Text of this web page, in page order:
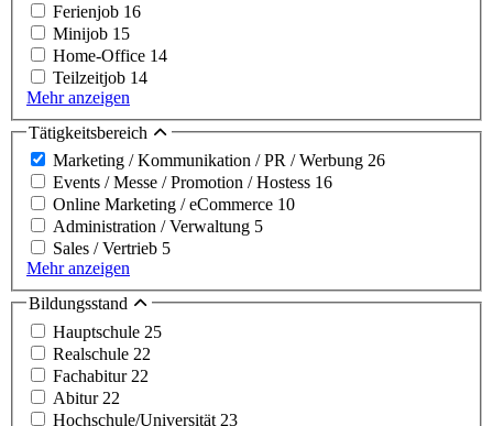
Ferienjob 16
Minijob 15
Home-Office 14
Teilzeitjob 14
Mehr anzeigen
Tätigkeitsbereich
Marketing / Kommunikation / PR / Werbung 26
Events / Messe / Promotion / Hostess 16
Online Marketing / eCommerce 10
Administration / Verwaltung 5
Sales / Vertrieb 5
Mehr anzeigen
Bildungsstand
Hauptschule 25
Realschule 22
Fachabitur 22
Abitur 22
Hochschule/Universität 23